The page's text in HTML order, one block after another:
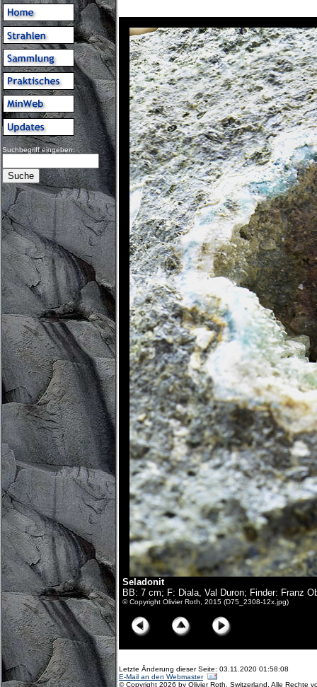
Suchbegriff eingeben:
Seladonit
BB: 7 cm; F: Diala, Val Duron; Finder: Franz
© Copyright Olivier Roth, 2015 (D75_2308-12x.jpg)
Letzte Änderung dieser Seite: 03.11.2020 01:58:08
E-Mail an den Webmaster
© Copyright 2026 by Olivier Roth, Switzerland. Alle Rechte